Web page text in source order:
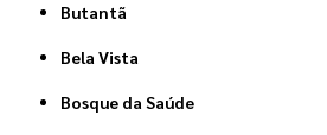
Butantã
Bela Vista
Bosque da Saúde